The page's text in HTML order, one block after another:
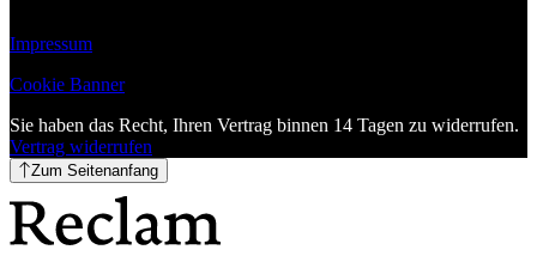
Impressum
Cookie Banner
Sie haben das Recht, Ihren Vertrag binnen 14 Tagen zu widerrufen.
Vertrag widerrufen
Zum Seitenanfang